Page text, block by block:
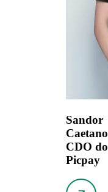
Sandor
Caetano
CDO do
Picpay